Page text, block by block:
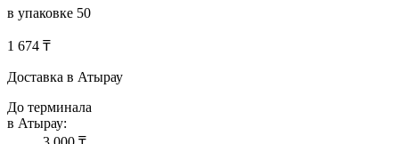
в упаковке 50
1 674 ₸
Доставка в Атырау
До терминала
в Атырау: